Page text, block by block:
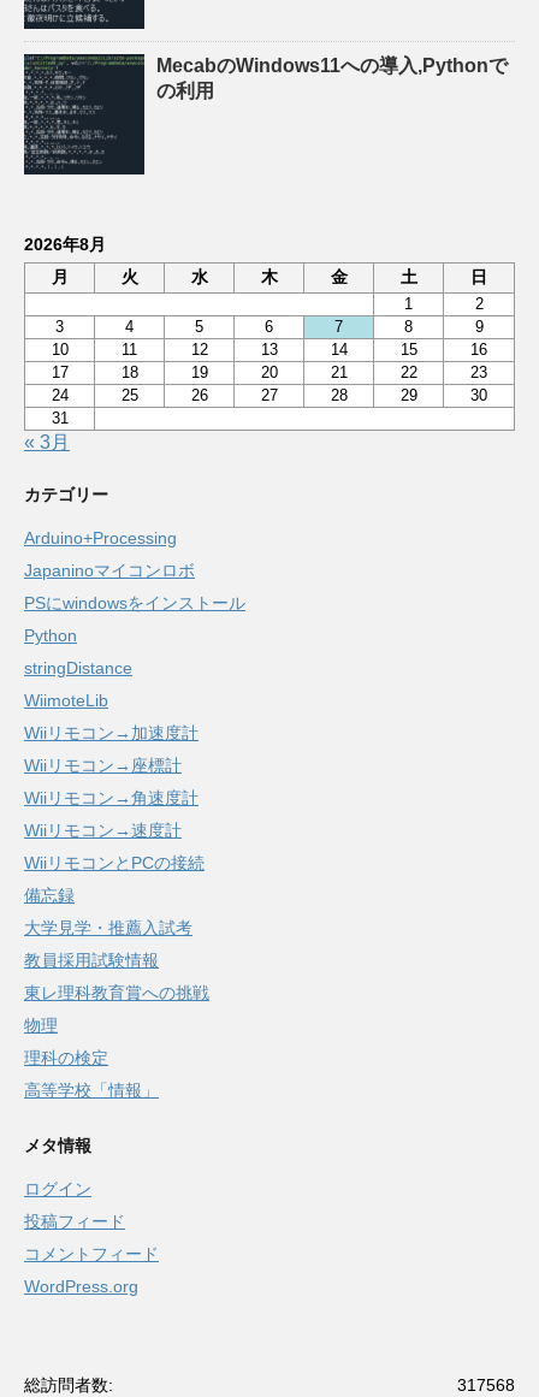
MecabのWindows11への導入,Pythonで
の利用
2026年8月
月
火 水 木 金 土 日
1
2
3
4 5 6 7 8
9
10
11 12 13 14 15
16
17
18 19 20 21 22
23
24
25 26 27 28 29
30
31
« 3月
カテゴリー
Arduino+Processing
Japaninoマイコンロボ
PSにwindowsをインストール
Python
stringDistance
WiimoteLib
Wiiリモコン→加速度計
Wiiリモコン→座標計
Wiiリモコン→角速度計
Wiiリモコン→速度計
WiiリモコンとPCの接続
備忘録
大学見学・推薦入試考
教員採用試験情報
東レ理科教育賞への挑戦
物理
理科の検定
高等学校「情報」
メタ情報
ログイン
投稿フィード
コメントフィード
WordPress.org
317568
総訪問者数: